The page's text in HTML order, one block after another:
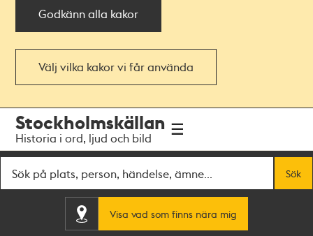
Godkänn alla kakor
Välj vilka kakor vi får använda
navigationen
huvudinnehållet
Stockholmskällan
Historia i ord, ljud och bild
Sök
Visa vad som finns nära mig